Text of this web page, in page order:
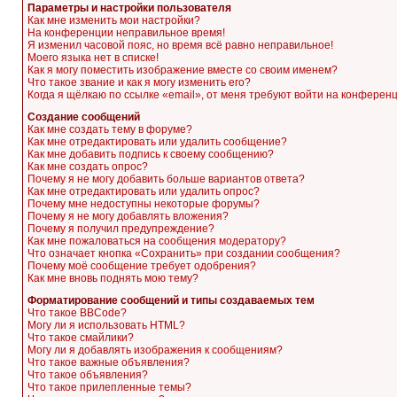
Параметры и настройки пользователя
Как мне изменить мои настройки?
На конференции неправильное время!
Я изменил часовой пояс, но время всё равно неправильное!
Моего языка нет в списке!
Как я могу поместить изображение вместе со своим именем?
Что такое звание и как я могу изменить его?
Когда я щёлкаю по ссылке «email», от меня требуют войти на
Создание сообщений
Как мне создать тему в форуме?
Как мне отредактировать или удалить сообщение?
Как мне добавить подпись к своему сообщению?
Как мне создать опрос?
Почему я не могу добавить больше вариантов ответа?
Как мне отредактировать или удалить опрос?
Почему мне недоступны некоторые форумы?
Почему я не могу добавлять вложения?
Почему я получил предупреждение?
Как мне пожаловаться на сообщения модератору?
Что означает кнопка «Сохранить» при создании сообщения?
Почему моё сообщение требует одобрения?
Как мне вновь поднять мою тему?
Форматирование сообщений и типы создаваемых тем
Что такое BBCode?
Могу ли я использовать HTML?
Что такое смайлики?
Могу ли я добавлять изображения к сообщениям?
Что такое важные объявления?
Что такое объявления?
Что такое прилепленные темы?